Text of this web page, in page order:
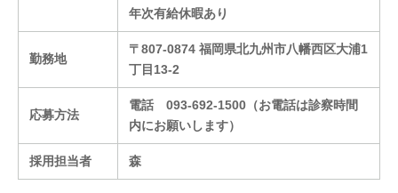
年次有給休暇あり
勤務地
〒807-0874 福岡県北九州市八幡西区大浦1
丁目 13-2
応募方法
電話 093-692-1500 （お電話は診察時間
内にお願いします）
採用担当者 森